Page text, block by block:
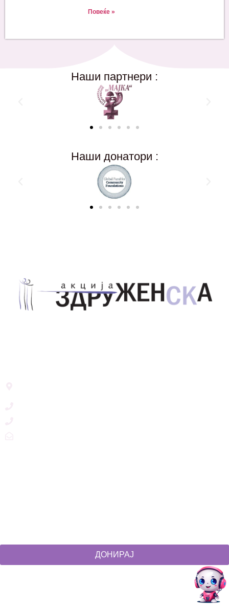
Повеќе »
Наши партнери :
Наши донатори :
ДОНИРАЈ